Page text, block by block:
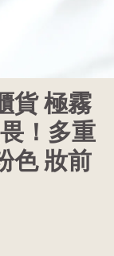
貨 極霧
！多重
色 妝前